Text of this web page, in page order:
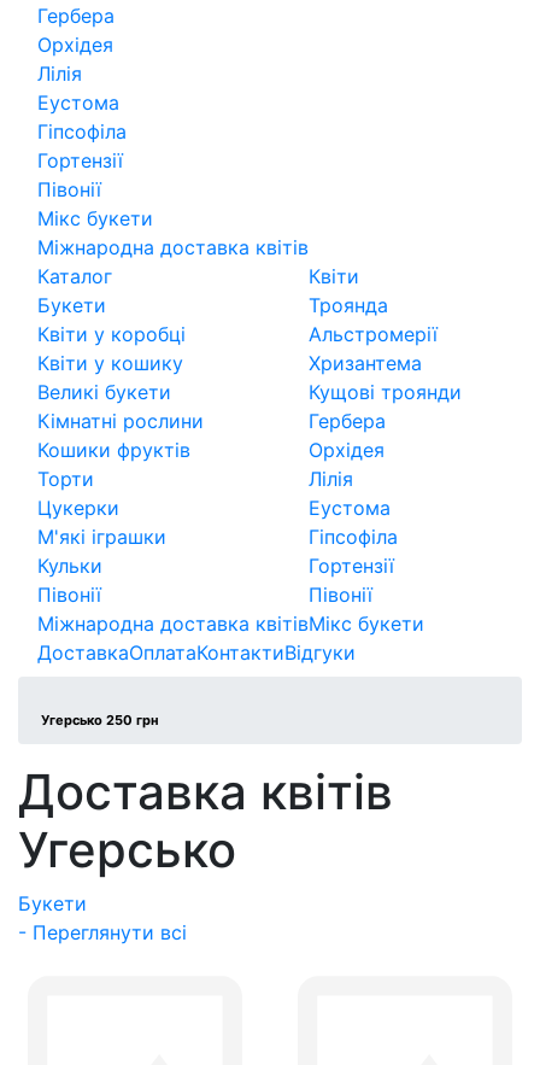
Гербера
Орхідея
Лілія
Еустома
Гіпсофіла
Гортензії
Півонії
Мікс букети
Міжнародна доставка квітів
Каталог
Букети
Квіти у коробці
Квіти у кошику
Великі букети
Кімнатні рослини
Кошики фруктів
Торти
Цукерки
М'які іграшки
Кульки
Півонії
Міжнародна доставка квітів
Квіти
Троянда
Альстромерії
Хризантема
Кущові троянди
Гербера
Орхідея
Лілія
Еустома
Гіпсофіла
Гортензії
Півонії
Мікс букети
ДоставкаОплатаКонтактиВідгуки
Угерсько 250 грн
Доставка квітів
Угерсько
Букети
- Переглянути всі